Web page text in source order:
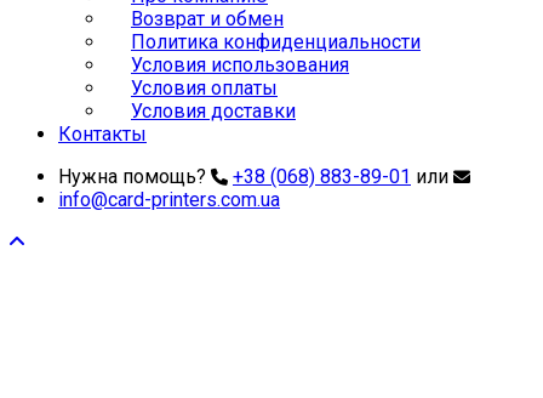
Возврат и обмен
Политика конфиденциальности
Условия использования
Условия оплаты
Условия доставки
Контакты
Нужна помощь?
+38 (068) 883-89-01 или
info@card-printers.com.ua